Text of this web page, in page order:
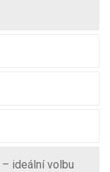
– ideální volbu